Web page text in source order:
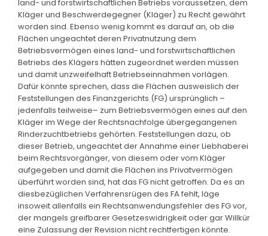
land- und forstwirtschaftlichen Betriebs voraussetzen, dem
Kläger und Beschwerdegegner (Kläger) zu Recht gewährt
worden sind. Ebenso wenig kommt es darauf an, ob die
Flächen ungeachtet deren Privatnutzung dem
Betriebsvermögen eines land- und forstwirtschaftlichen
Betriebs des Klägers hätten zugeordnet werden müssen
und damit unzweifelhaft Betriebseinnahmen vorlägen.
Dafür könnte sprechen, dass die Flächen ausweislich der
Feststellungen des Finanzgerichts (FG) ursprünglich –
jedenfalls teilweise– zum Betriebsvermögen eines auf den
Kläger im Wege der Rechtsnachfolge übergegangenen
Rinderzuchtbetriebs gehörten. Feststellungen dazu, ob
dieser Betrieb, ungeachtet der Annahme einer Liebhaberei
beim Rechtsvorgänger, von diesem oder vom Kläger
aufgegeben und damit die Flächen ins Privatvermögen
überführt worden sind, hat das FG nicht getroffen. Da es an
diesbezüglichen Verfahrensrügen des FA fehlt, läge
insoweit allenfalls ein Rechtsanwendungsfehler des FG vor,
der mangels greifbarer Gesetzeswidrigkeit oder gar Willkür
eine Zulassung der Revision nicht rechtfertigen könnte.